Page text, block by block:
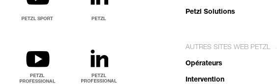
Petzl Solutions
AUTRES SITES WEB PETZL
Opérateurs
Intervention